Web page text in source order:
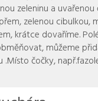
zeleninu a
zelenou cibulkou,
krátce dovaříme.
můžeme
.Místo čočky,